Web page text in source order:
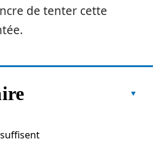
de tenter cette